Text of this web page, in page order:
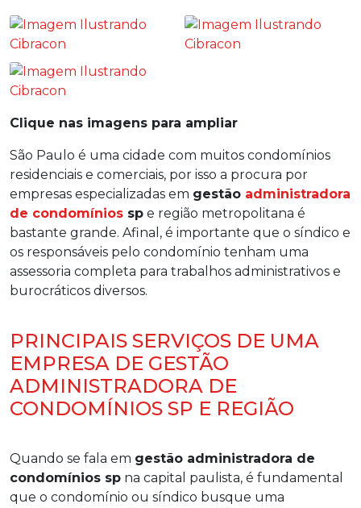
Clique nas imagens para ampliar
São Paulo é uma cidade com muitos condomínios
residenciais e comerciais, por isso a procura por
empresas especializadas em gestão administradora
de condomínios sp e região metropolitana é
bastante grande. Afinal, é importante que o síndico e
os responsáveis pelo condomínio tenham uma
assessoria completa para trabalhos administrativos e
burocráticos diversos.
PRINCIPAIS SERVIÇOS DE UMA
EMPRESA DE GESTÃO
ADMINISTRADORA DE
CONDOMÍNIOS SP E REGIÃO
Quando se fala em gestão administradora de
condomínios sp na capital paulista, é fundamental
que o condomínio ou síndico busque uma